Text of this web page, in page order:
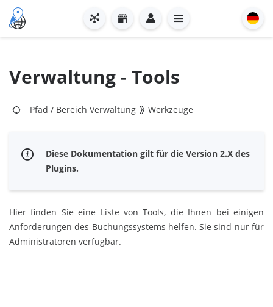
Verwaltung - Tools
Pfad / Bereich Verwaltung Werkzeuge
Diese Dokumentation gilt für die Version 2.X des
Plugins.
Hier finden Sie eine Liste von Tools, die Ihnen bei einigen
Anforderungen des Buchungssystems helfen. Sie sind nur für
Administratoren verfügbar.